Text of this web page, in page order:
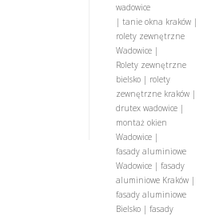
wadowice
| tanie okna kraków |
rolety zewnętrzne
Wadowice |
Rolety zewnętrzne
bielsko | rolety
zewnętrzne kraków |
drutex wadowice |
montaż okien
Wadowice |
fasady aluminiowe
Wadowice | fasady
aluminiowe Kraków |
fasady aluminiowe
Bielsko | fasady